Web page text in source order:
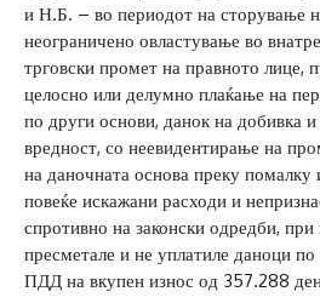
и Н.Б. – во периодот на сторување
неограничено овластување во
трговски промет на правното лице,
целосно или делумно плаќање на
по други основи, данок на добивка
вредност, со неевидентирање на
на даночната основа преку помалку
повеќе искажани расходи и
спротивно на законски одредби,
пресметале и не уплатиле даноци
ПДД на вкупен износ од 357.288